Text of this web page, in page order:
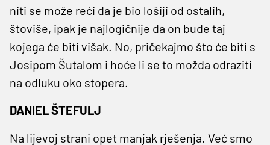
niti se može reći da je bio lošiji od ostalih,
štoviše, ipak je najlogičnije da on bude taj
kojega će biti višak. No, pričekajmo što će biti s
Josipom Šutalom i hoće li se to možda odraziti
na odluku oko stopera.
DANIEL ŠTEFULJ
Na lijevoj strani opet manjak rješenja. Već smo